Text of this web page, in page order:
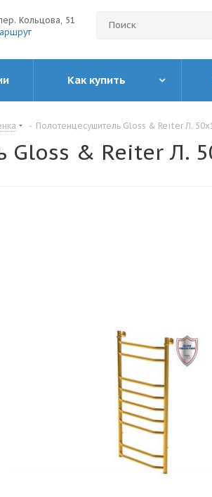
Кольцова, 51
Как купить
- Полотенцесушитель Gloss & Reiter Л.
& Reiter Л.